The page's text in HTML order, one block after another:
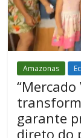
Amazonas
“Mercado
garante
direto do